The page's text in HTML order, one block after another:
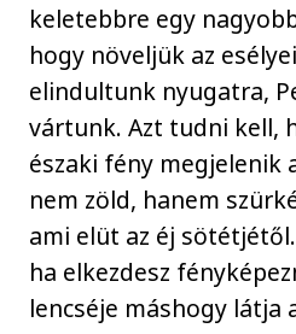
keletebbre egy
hogy növeljük az
elindultunk nyugatra,
vártunk. Azt tudni kell,
északi fény megjelenik
nem zöld, hanem
ami elüt az éj
ha elkezdesz
lencséje máshogy látja